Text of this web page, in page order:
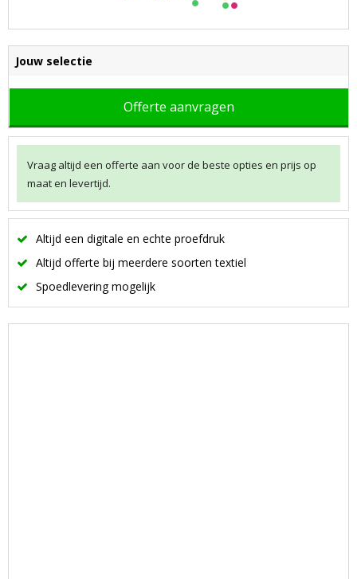
Jouw selectie
Offerte aanvragen
Vraag altijd een offerte aan voor de beste opties en prijs op
maat en levertijd.
Altijd een digitale en echte proefdruk
Altijd offerte bij meerdere soorten textiel
Spoedlevering mogelijk